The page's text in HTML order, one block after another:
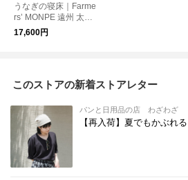
うなぎの寝床｜Farme
rs’ MONPE 遠州 太畝
コーデュロイ
17,600円
このストアの新着ストアレター
パンと日用品の店 わざわざ
【再入荷】夏でもかぶれ